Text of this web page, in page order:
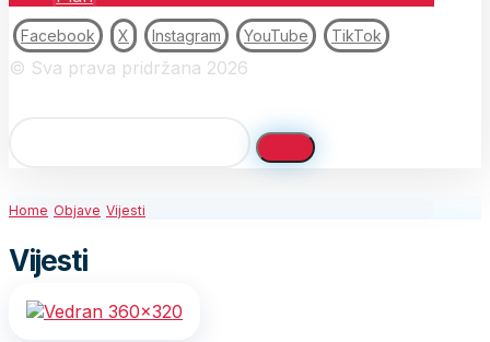
Facebook X Instagram YouTube TikTok
© Sva prava pridržana 2026
Home Objave Vijesti
Vijesti